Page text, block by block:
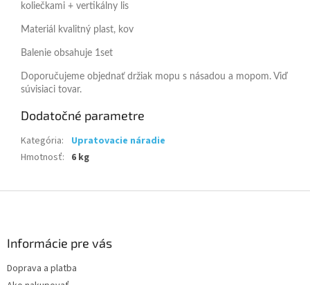
koliečkami + vertikálny lis
Materiál kvalitný plast, kov
Balenie obsahuje 1set
Doporučujeme objednať držiak mopu s násadou a mopom. Viď
súvisiaci tovar.
Dodatočné parametre
Kategória:
Upratovacie náradie
Hmotnosť: 6 kg
Informácie pre vás
Doprava a platba